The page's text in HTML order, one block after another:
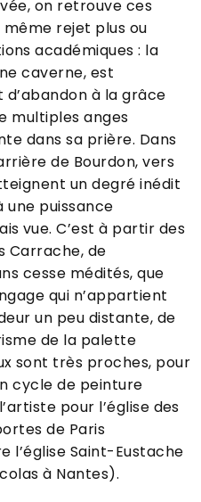
on retrouve ces
rejet plus ou
académiques : la
caverne, est
à la grâce
multiples anges
dans sa prière. Dans
de Bourdon, vers
un degré inédit
une puissance
vue. C’est à partir des
Carrache, de
cesse médités, que
qui n’appartient
un peu distante, de
de la palette
sont très proches, pour
cycle de peinture
pour l’église des
de Paris
l’église Saint-Eustache
à Nantes).